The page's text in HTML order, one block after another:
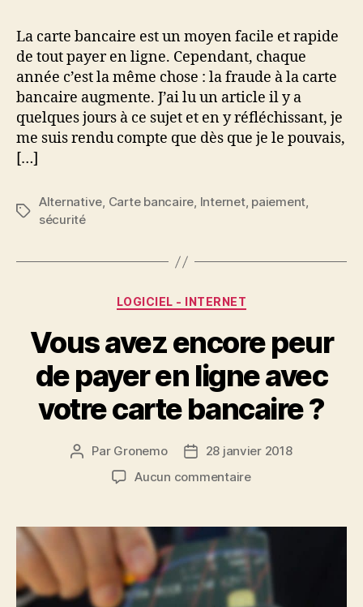
La carte bancaire est un moyen facile et rapide
de tout payer en ligne. Cependant, chaque
année c’est la même chose : la fraude à la carte
bancaire augmente. J’ai lu un article il y a
quelques jours à ce sujet et en y réfléchissant, je
me suis rendu compte que dès que je le pouvais,
[…]
Étiquettes
Alternative, Carte bancaire, Internet, paiement,
sécurité
Catégories
LOGICIEL - INTERNET
Vous avez encore peur
de payer en ligne avec
votre carte bancaire ?
Auteur
l’article
Par Gronemo
Date28 janvier 2018
Aucun commentairesur
encore
peur
de